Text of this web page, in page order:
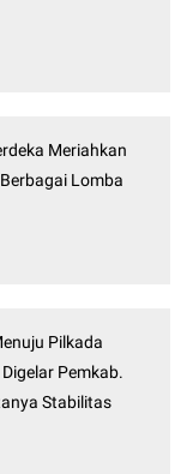
Meriahkan
Lomba
Pilkada
Pemkab.
Stabilitas